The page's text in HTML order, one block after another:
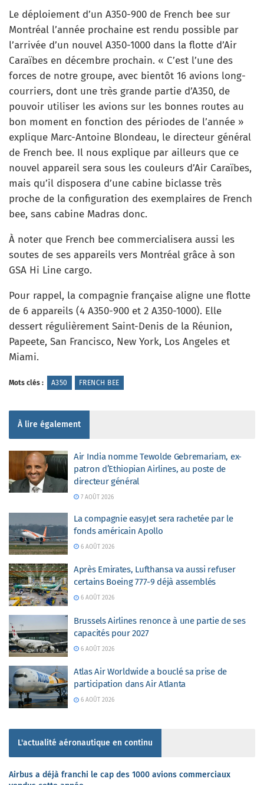
Le déploiement d’un A350-900 de French bee sur
Montréal l’année prochaine est rendu possible par
l’arrivée d’un nouvel A350-1000 dans la flotte d’Air
Caraïbes en décembre prochain. « C’est l’une des
forces de notre groupe, avec bientôt 16 avions long-
courriers, dont une très grande partie d’A350, de
pouvoir utiliser les avions sur les bonnes routes au
bon moment en fonction des périodes de l’année »
explique Marc-Antoine Blondeau, le directeur général
de French bee. Il nous explique par ailleurs que ce
nouvel appareil sera sous les couleurs d’Air Caraïbes,
mais qu’il disposera d’une cabine biclasse très
proche de la configuration des exemplaires de French
bee, sans cabine Madras donc.
À noter que French bee commercialisera aussi les
soutes de ses appareils vers Montréal grâce à son
GSA Hi Line cargo.
Pour rappel, la compagnie française aligne une flotte
de 6 appareils (4 A350-900 et 2 A350-1000). Elle
dessert régulièrement Saint-Denis de la Réunion,
Papeete, San Francisco, New York, Los Angeles et
Miami.
Mots clés : A350 FRENCH BEE
À lire également
Air India nomme Tewolde Gebremariam, ex-
patron d’Ethiopian Airlines, au poste de
directeur général
7 AOÛT 2026
La compagnie easyJet sera rachetée par le
fonds américain Apollo
6 AOÛT 2026
Après Emirates, Lufthansa va aussi refuser
certains Boeing 777-9 déjà assemblés
6 AOÛT 2026
Brussels Airlines renonce à une partie de ses
capacités pour 2027
6 AOÛT 2026
Atlas Air Worldwide a bouclé sa prise de
participation dans Air Atlanta
6 AOÛT 2026
L'actualité aéronautique en continu
Airbus a déjà franchi le cap des 1000 avions commerciaux